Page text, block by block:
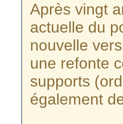
Après vingt
actuelle du
nouvelle
une refonte
supports
également